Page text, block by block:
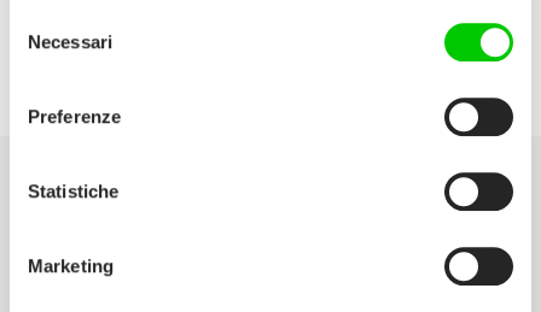
delNecessari
Preferenze
Statistiche
Marketing
Italia
Scarica il catalogo